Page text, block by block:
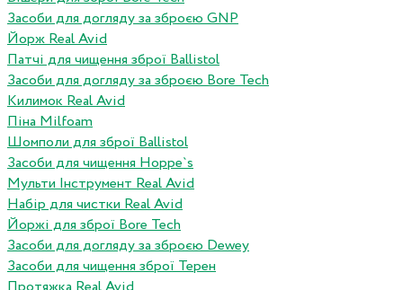
Засоби для догляду за зброєю GNP
Йорж Real Avid
Патчі для чищення зброї Ballistol
Засоби для догляду за зброєю Bore Tech
Килимок Real Avid
Піна Milfoam
Шомполи для зброї Ballistol
Засоби для чищення Hoppe`s
Мульти Інструмент Real Avid
Набір для чистки Real Avid
Йоржі для зброї Bore Tech
Засоби для догляду за зброєю Dewey
Засоби для чищення зброї Терен